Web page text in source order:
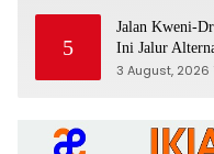
5
Jalan Kweni-
Ini Jalur
3 August, 2026